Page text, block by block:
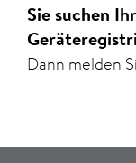
Sie suchen
Dann melden